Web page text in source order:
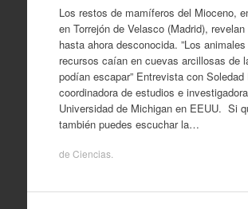
Los restos de mamíferos del Mioceno,
en Torrejón de Velasco (Madrid),
hasta ahora desconocida. ”Los
recursos caían en cuevas arcillosas de
podían escapar” Entrevista con Soledad
coordinadora de estudios e
Universidad de Michigan en EEUU. Si
también puedes escuchar la…
de Ciencias.